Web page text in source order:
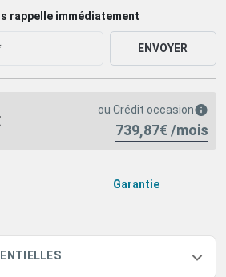
rappelle immédiatement
ENVOYER
ou Crédit occasion
739,87€ /mois
Garantie